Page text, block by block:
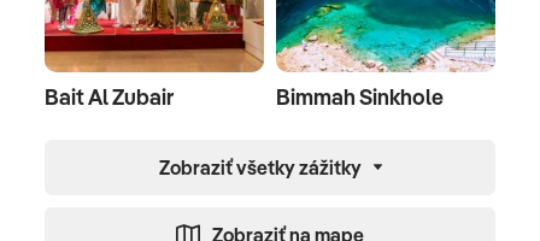
Bait Al Zubair Bimmah Sinkhole
Zobraziť všetky zážitky
Zobraziť na mape